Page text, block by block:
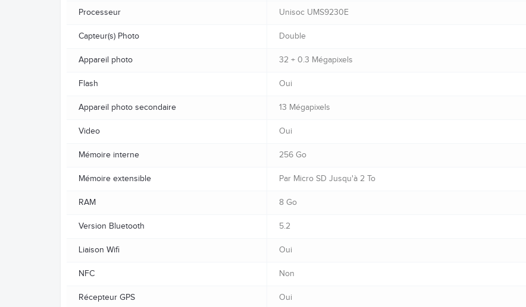
Processeur Unisoc UMS9230E
Capteur(s) Photo Double
Appareil photo 32 + 0.3 Mégapixels
Flash Oui
Appareil photo secondaire 13 Mégapixels
Video Oui
Mémoire interne 256 Go
Mémoire extensible Par Micro SD Jusqu'à 2 To
RAM 8 Go
Version Bluetooth 5.2
Liaison Wifi Oui
NFC Non
Récepteur GPS Oui